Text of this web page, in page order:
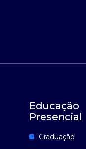
Educação
Presencial
Graduação